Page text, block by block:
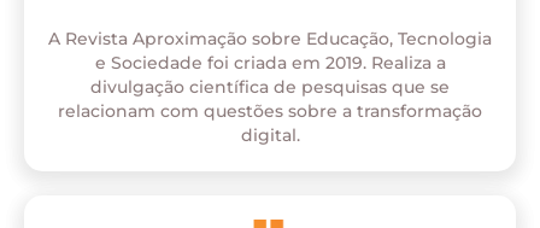
A Revista Aproximação sobre Educação, Tecnologia
e Sociedade foi criada em 2019. Realiza a
divulgação científica de pesquisas que se
relacionam com questões sobre a transformação
digital.